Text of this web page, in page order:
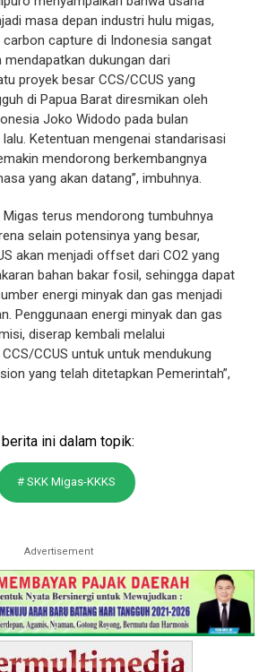
masa depan industri hulu migas,
capture di Indonesia sangat
dukungan dari
proyek besar CCS/CCUS yang
di Papua Barat diresmikan oleh
Joko Widodo pada bulan
Ketentuan mengenai standarisasi
mendorong berkembangnya
yang akan datang”, imbuhnya.
Migas terus mendorong tumbuhnya
selain potensinya yang besar,
akan menjadi offset dari CO2 yang
bahan bakar fosil, sehingga dapat
energi minyak dan gas menjadi
Penggunaan energi minyak dan gas
diserap kembali melalui
CCUS untuk untuk mendukung
yang telah ditetapkan Pemerintah”,
ini dalam topik:
# SKK Migas-KKKS
Advertisement